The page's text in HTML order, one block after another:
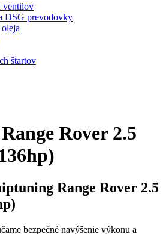
ventilov
DSG prevodovky
štartov
Rover 2.5
Range Rover 2.5
bezpečné navýšenie výkonu a